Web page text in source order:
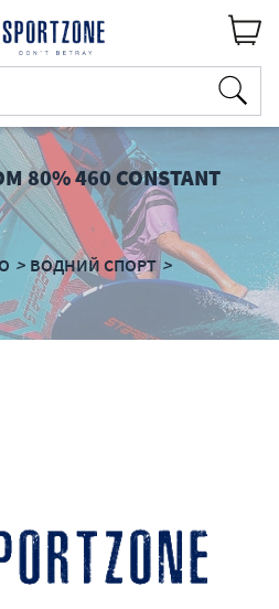
80% 460 CONSTANT
ВОДНИЙ СПОРТ